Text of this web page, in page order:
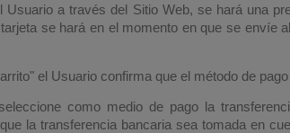
a través del Sitio Web, se hará una
se hará en el momento en que se
el Usuario confirma que el método de
como medio de pago la
la transferencia bancaria sea tomada en